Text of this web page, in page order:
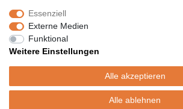
Versand
Versandinformation
Versandkosten nur 4,90€
- kostenfrei ab 39€ Warenwert
Essenziell
Externe Medien
Funktional
Weitere Einstellungen
Alle akzeptieren
Alle ablehnen
© Copyright 2020 Topcoil Jennifer Haas. Alle